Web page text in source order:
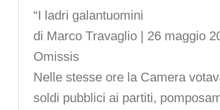
“I ladri galantuomini
di Marco Travaglio | 26 maggio
Omissis
Nelle stesse ore la Camera
soldi pubblici ai partiti,